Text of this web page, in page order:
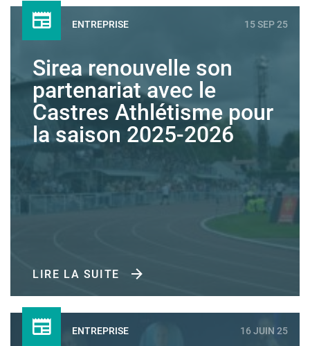
ENTREPRISE 15 SEP 25
Sirea renouvelle son
partenariat avec le
Castres Athlétisme pour
la saison 2025-2026
LIRE LA SUITE
ENTREPRISE 16 JUIN 25